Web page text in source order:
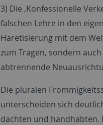
3) Die ‚Konfessionelle
falschen Lehre in den
Häretisierung mit dem
zum Tragen, sondern
abtrennende
Die pluralen
unterscheiden sich
dachten und